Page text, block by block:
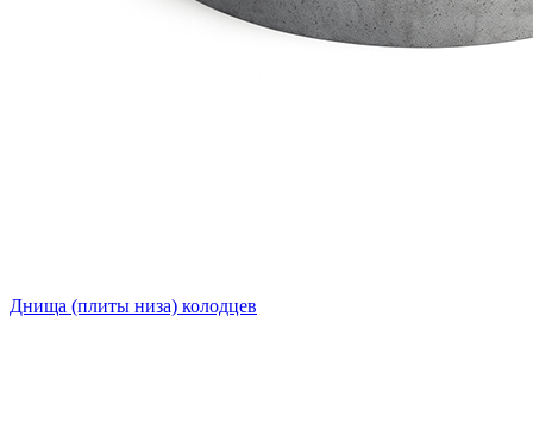
Днища (плиты низа) колодцев